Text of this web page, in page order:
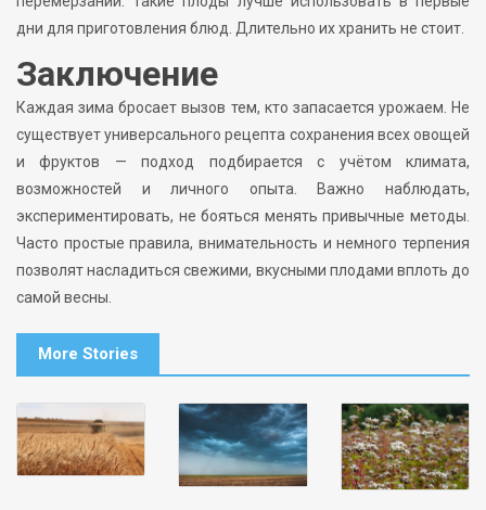
дни для приготовления блюд. Длительно их хранить не стоит.
Заключение
Каждая зима бросает вызов тем, кто запасается урожаем. Не
существует универсального рецепта сохранения всех овощей
и фруктов — подход подбирается с учётом климата,
возможностей и личного опыта. Важно наблюдать,
экспериментировать, не бояться менять привычные методы.
Часто простые правила, внимательность и немного терпения
позволят насладиться свежими, вкусными плодами вплоть до
самой весны.
More Stories